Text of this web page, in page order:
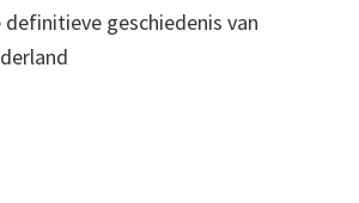
definitieve geschiedenis van